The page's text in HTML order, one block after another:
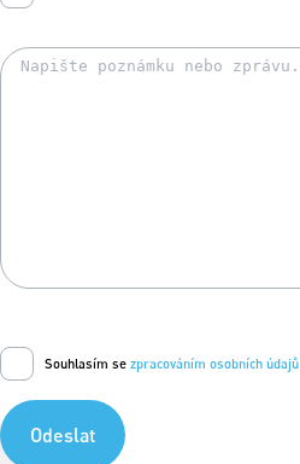
Souhlasím se zpracováním osobních údajů
Odeslat